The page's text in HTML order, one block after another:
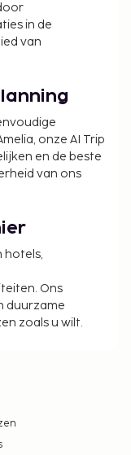
in de
van
onze AI Trip
en de beste
van ons
hotels,
Ons
duurzame
zoals u wilt.